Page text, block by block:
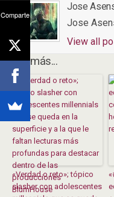
Jose
Jose
View all
Además...
«Verdad o reto»; tópico
slasher con adolescentes
Comparte